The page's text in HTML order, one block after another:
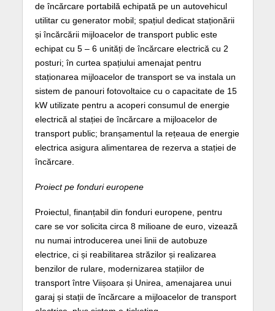
de încărcare portabilă echipată pe un autovehicul
utilitar cu generator mobil; spațiul dedicat staționării
și încărcării mijloacelor de transport public este
echipat cu 5 – 6 unități de încărcare electrică cu 2
posturi; în curtea spațiului amenajat pentru
staționarea mijloacelor de transport se va instala un
sistem de panouri fotovoltaice cu o capacitate de 15
kW utilizate pentru a acoperi consumul de energie
electrică al stației de încărcare a mijloacelor de
transport public; branșamentul la rețeaua de energie
electrica asigura alimentarea de rezerva a stației de
încărcare.
Proiect pe fonduri europene
Proiectul, finanțabil din fonduri europene, pentru
care se vor solicita circa 8 milioane de euro, vizează
nu numai introducerea unei linii de autobuze
electrice, ci și reabilitarea străzilor și realizarea
benzilor de rulare, modernizarea stațiilor de
transport între Viișoara și Unirea, amenajarea unui
garaj și stații de încărcare a mijloacelor de transport